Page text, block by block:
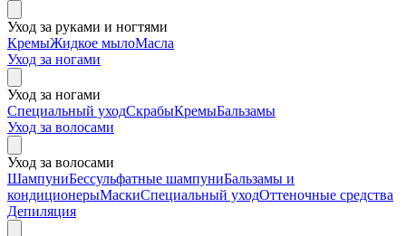
Уход за руками и ногтями
КремыЖидкое мылоМасла
Уход за ногами
Уход за ногами
Специальный уходСкрабыКремыБальзамы
Уход за волосами
Уход за волосами
ШампуниБессульфатные шампуниБальзамы и
кондиционерыМаскиСпециальный уходОттеночные средства
Депиляция